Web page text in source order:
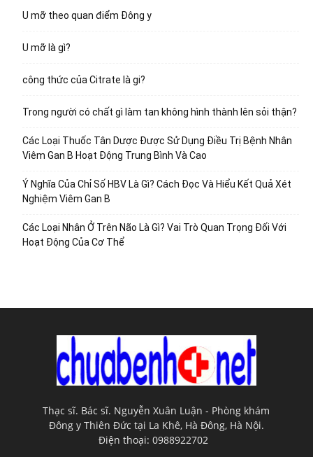
U mỡ theo quan điểm Đông y
U mỡ là gì?
công thức của Citrate là gi?
Trong người có chất gì làm tan không hình thành lên sỏi thận?
Các Loại Thuốc Tân Dược Được Sử Dụng Điều Trị Bệnh Nhân
Viêm Gan B Hoạt Động Trung Bình Và Cao
Ý Nghĩa Của Chỉ Số HBV Là Gì? Cách Đọc Và Hiểu Kết Quả Xét
Nghiệm Viêm Gan B
Các Loại Nhân Ở Trên Não Là Gì? Vai Trò Quan Trọng Đối Với
Hoạt Động Của Cơ Thể
Thạc sĩ. Bác sĩ. Nguyễn Xuân Luận - Phòng khám
Đông y Thiên Đức tại La Khê, Hà Đông, Hà Nội.
Điện thoại: 0988922702